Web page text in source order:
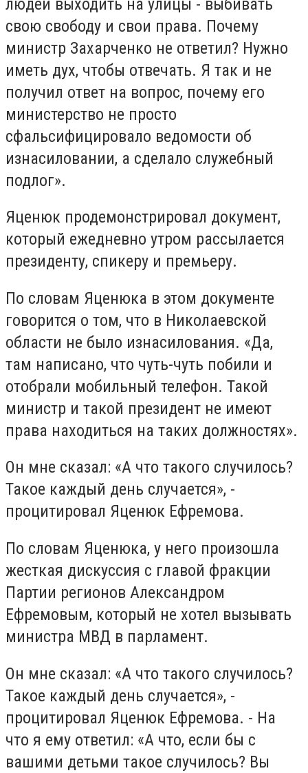
свою свободу и свои права. Почему
министр Захарченко не ответил? Нужно
иметь дух, чтобы отвечать. Я так и не
получил ответ на вопрос, почему его
министерство не просто
сфальсифицировало ведомости об
изнасиловании, а сделало служебный
подлог».
Яценюк продемонстрировал документ,
который ежедневно утром рассылается
президенту, спикеру и премьеру.
По словам Яценюка в этом документе
говорится о том, что в Николаевской
области не было изнасилования. «Да,
там написано, что чуть-чуть побили и
отобрали мобильный телефон. Такой
министр и такой президент не имеют
права находиться на таких должностях».
Он мне сказал: «А что такого случилось?
Такое каждый день случается», -
процитировал Яценюк Ефремова.
По словам Яценюка, у него произошла
жесткая дискуссия с главой фракции
Партии регионов Александром
Ефремовым, который не хотел вызывать
министра МВД в парламент.
Он мне сказал: «А что такого случилось?
Такое каждый день случается», -
процитировал Яценюк Ефремова. - На
что я ему ответил: «А что, если бы с
вашими детьми такое случилось? Вы